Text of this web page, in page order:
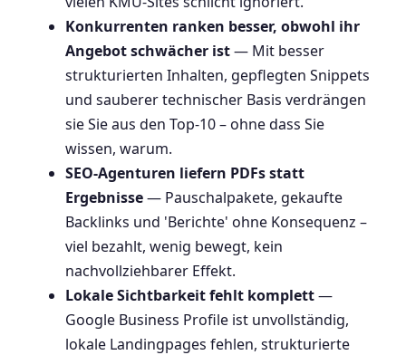
Konkurrenten ranken besser, obwohl ihr
Angebot schwächer ist— Mit besser
strukturierten Inhalten, gepflegten Snippets
und sauberer technischer Basis verdrängen
sie Sie aus den Top-10 – ohne dass Sie
wissen, warum.
SEO-Agenturen liefern PDFs statt
Ergebnisse— Pauschalpakete, gekaufte
Backlinks und 'Berichte' ohne Konsequenz –
viel bezahlt, wenig bewegt, kein
nachvollziehbarer Effekt.
Lokale Sichtbarkeit fehlt komplett—
Google Business Profile ist unvollständig,
lokale Landingpages fehlen, strukturierte